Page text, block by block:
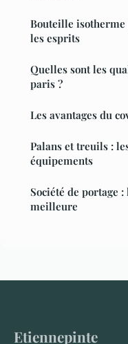
Bouteille
les esprits
Quelles sont les
paris ?
Les avantages du
Palans et treuils :
équipements
Société de portage
meilleure
Etiennepinte